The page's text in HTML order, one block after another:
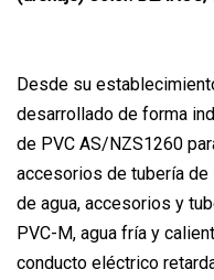
Desde su
desarrollado de forma
de PVC AS/NZS1260
accesorios de tubería
de agua, accesorios y
PVC-M, agua fría y
conducto eléctrico